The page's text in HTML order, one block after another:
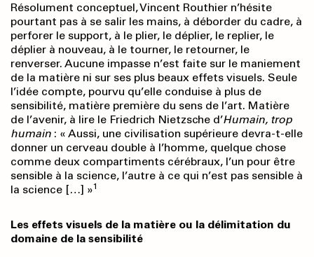
Résolument conceptuel, Vincent Routhier n’hésite
pourtant pas à se salir les mains, à déborder du cadre, à
perforer le support, à le plier, le déplier, le replier, le
déplier à nouveau, à le tourner, le retourner, le
renverser. Aucune impasse n’est faite sur le maniement
de la matière ni sur ses plus beaux effets visuels. Seule
l’idée compte, pourvu qu’elle conduise à plus de
sensibilité, matière première du sens de l’art. Matière
de l’avenir, à lire le Friedrich Nietzsche d’Humain, trop
humain : « Aussi, une civilisation supérieure devra-t-elle
donner un cerveau double à l’homme, quelque chose
comme deux compartiments cérébraux, l’un pour être
sensible à la science, l’autre à ce qui n’est pas sensible à
la science […] »1
Les effets visuels de la matière ou la délimitation du
domaine de la sensibilité